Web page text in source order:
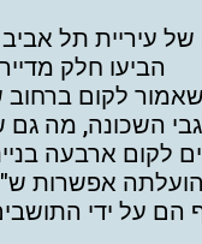
עיריית תל
הביעו חלק מדיירי
בבניין בן 24
השכונה, מה גם
אפשרות